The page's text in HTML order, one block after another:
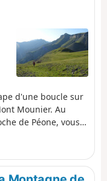
d'une boucle sur
Mounier. Au
de Péone, vous
bivouaquer à
et d'alpages au
de l'Alp.